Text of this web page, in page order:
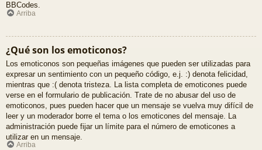
BBCodes.
Arriba
¿Qué son los emoticonos?
Los emoticonos son pequeñas imágenes que pueden ser utilizadas para
expresar un sentimiento con un pequeño código, e.j. :) denota felicidad,
mientras que :( denota tristeza. La lista completa de emoticones puede
verse en el formulario de publicación. Trate de no abusar del uso de
emoticonos, pues pueden hacer que un mensaje se vuelva muy difícil de
leer y un moderador borre el tema o los emoticones del mensaje. La
administración puede fijar un límite para el número de emoticones a
utilizar en un mensaje.
Arriba